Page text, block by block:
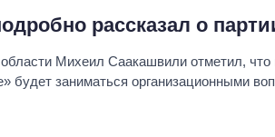
рассказал о
Михеил Саакашвили отметил,
будет заниматься организационными